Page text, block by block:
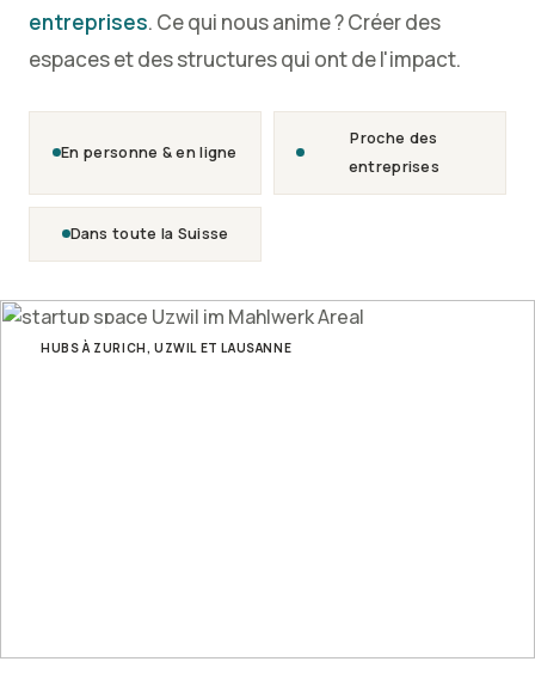
entreprises. Ce qui nous anime ? Créer des
espaces et des structures qui ont de l'impact.
En personne & en ligne
Proche des
entreprises
Dans toute la Suisse
HUBS À ZURICH, UZWIL ET LAUSANNE